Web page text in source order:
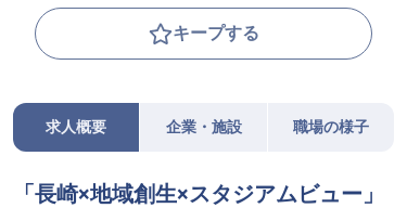
キープする
求人概要 企業・施設 職場の様子
「長崎×地域創生×スタジアムビュー」